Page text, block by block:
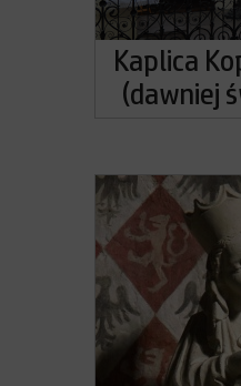
Kaplica
(dawniej